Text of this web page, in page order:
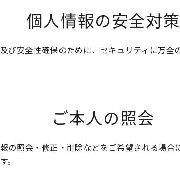
個人情報の安全対策
び安全性確保のために、セキュリティに万全
ご本人の照会
の照会・修正・削除などをご希望される場合
。